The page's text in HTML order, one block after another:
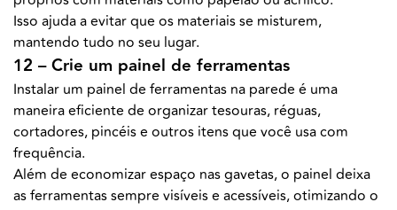
Isso ajuda a evitar que os materiais se misturem,
mantendo tudo no seu lugar.
12 – Crie um painel de ferramentas
Instalar um painel de ferramentas na parede é uma
maneira eficiente de organizar tesouras, réguas,
cortadores, pincéis e outros itens que você usa com
frequência.
Além de economizar espaço nas gavetas, o painel deixa
as ferramentas sempre visíveis e acessíveis, otimizando o